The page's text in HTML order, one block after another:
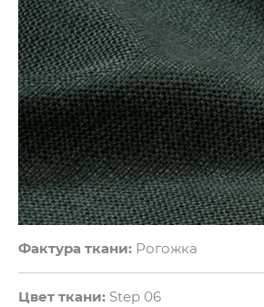
Фактура ткани: Рогожка
Цвет ткани: Step 06